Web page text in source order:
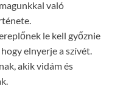
való
le kell győznie
elnyerje a szívét.
akik vidám és